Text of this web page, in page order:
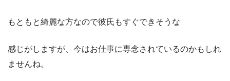
もともと綺麗な方なので彼氏もすぐできそうな
感じがしますが、今はお仕事に専念されているのかもしれ
ませんね。